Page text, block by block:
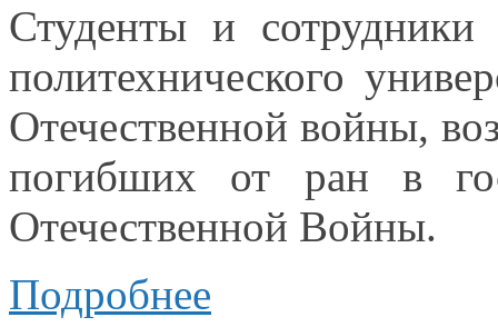
Студентыи сотрудники
политехнического
Отечественной войны,
погибших от ран
в
Отечественной Войны.
Подробнее